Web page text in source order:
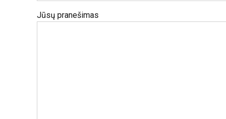
Jūsų pranešimas